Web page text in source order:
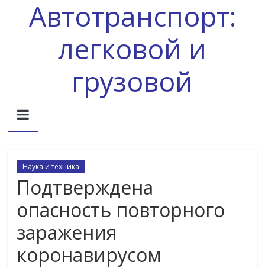
Автотранспорт:
легковой и
грузовой
Наука и техника
Подтверждена
опасность повторного
заражения
коронавирусом